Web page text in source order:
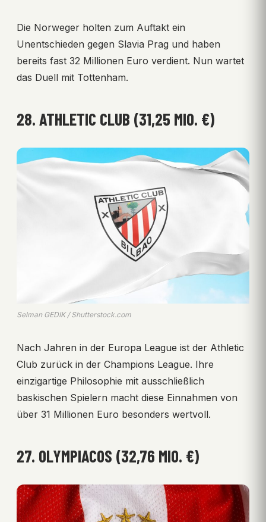
Die Norweger holten zum Auftakt ein
Unentschieden gegen Slavia Prag und haben
bereits fast 32 Millionen Euro verdient. Nun wartet
das Duell mit Tottenham.
28. ATHLETIC CLUB (31,25 MIO. €)
Selman GEDIK / Shutterstock.com
Nach Jahren in der Europa League ist der Athletic
Club zurück in der Champions League. Ihre
einzigartige Philosophie mit ausschließlich
baskischen Spielern macht diese Einnahmen von
über 31 Millionen Euro besonders wertvoll.
27. OLYMPIACOS (32,76 MIO. €)